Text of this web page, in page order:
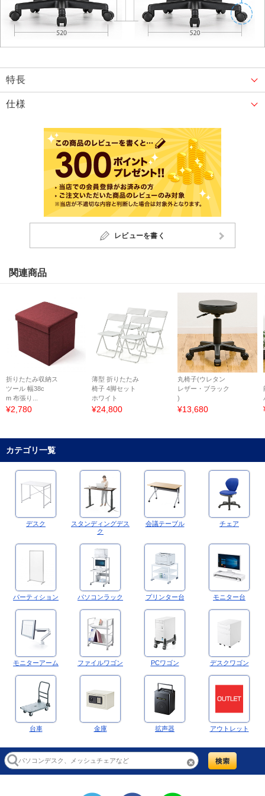
特長
仕様
レビューを書く
関連商品
折りたたみ収納ス
ツール 幅38c
m 布張り...
¥2,780
薄型 折りたたみ
椅子 4脚セット
ホワイト
¥24,800
丸椅子(ウレタン
レザー・ブラック
)
¥13,680
カテゴリ一覧
デスク
スタンディングデス
ク
会議テーブル チェア
パーティション パソコンラック プリンター台 モニター台
モニターアーム ファイルワゴン PCワゴン デスクワゴン
台車 金庫 拡声器 アウトレット